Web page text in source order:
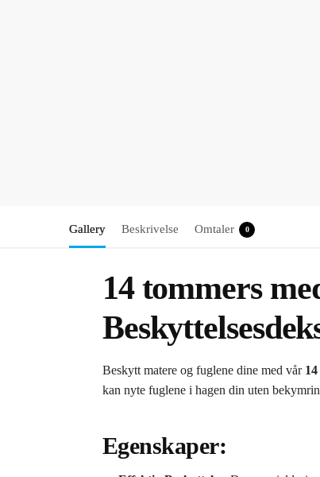
Gallery Beskrivelse Omtaler 0
14 tommers
Beskytt matere og fuglene dine med vår
kan nyte fuglene i hagen din uten
Egenskaper: